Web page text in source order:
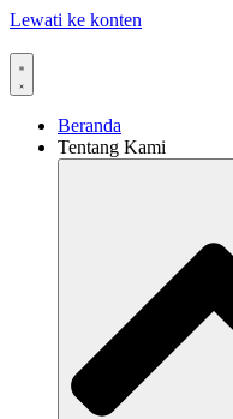
Lewati ke konten
Beranda
Tentang Kami